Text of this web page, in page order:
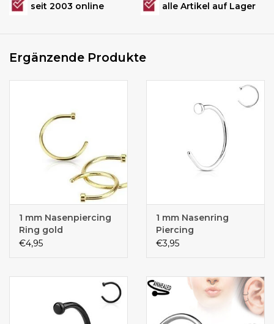
seit 2003 online
alle Artikel auf Lager
Ergänzende Produkte
1 mm Nasenpiercing
Ring gold
€4,95
1 mm Nasenring
Piercing
€3,95